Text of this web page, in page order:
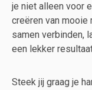
je niet alleen voor
creëren van mooie
samen verbinden,
een lekker
Steek jij graag je